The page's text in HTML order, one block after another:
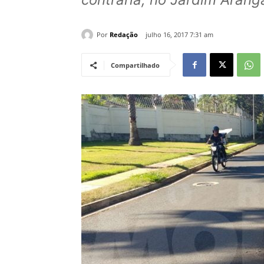
Por Redação julho 16, 2017 7:31 am
Compartilhado